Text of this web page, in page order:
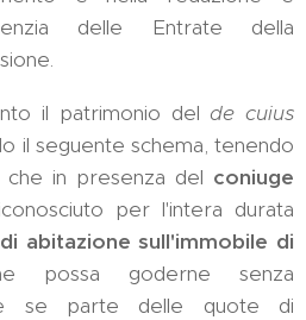
delle Entrate della
il patrimonio del de cuius
il seguente schema, tenendo
in presenza del coniuge
per l'intera durata
abitazione sull'immobile di
possa goderne senza
se parte delle quote di